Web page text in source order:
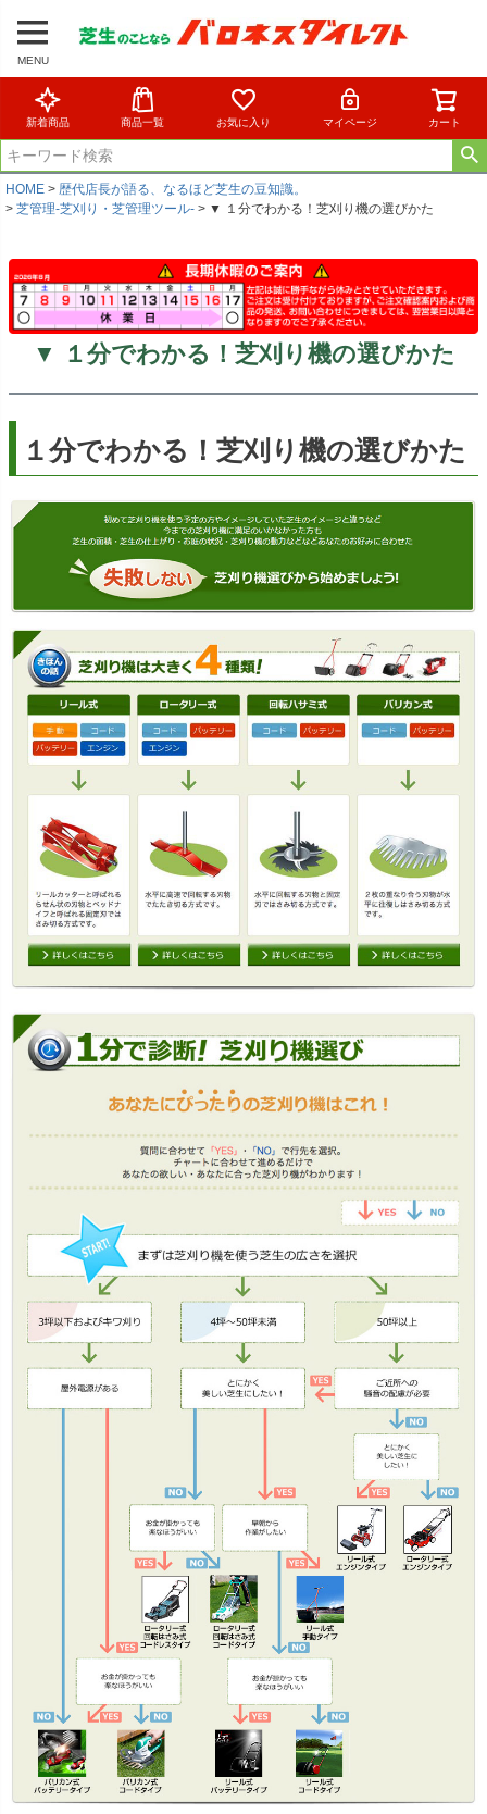
MENU
新着商品 商品一覧 お気に入り マイページ カート
HOME
歴代店長が語る、なるほど芝生の豆知識。
芝管理-芝刈り・芝管理ツール-
▼ １分でわかる！芝刈り機の選びかた
▼ １分でわかる！芝刈り機の選びかた
１分でわかる！芝刈り機の選びかた